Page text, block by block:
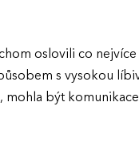
oslovili co
s vysokou
mohla být